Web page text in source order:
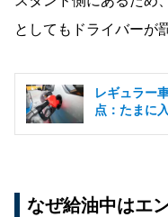
としてもドライバーが
レギュラー
点：たまに
なぜ給油中はエ